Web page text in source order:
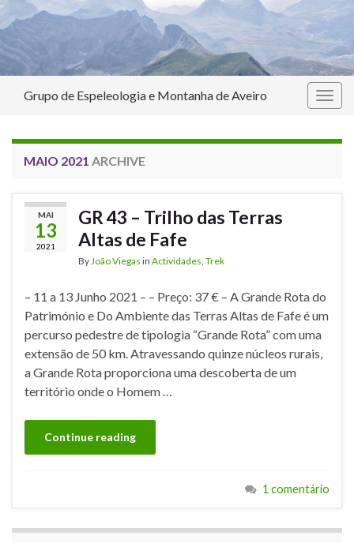
Grupo de Espeleologia e Montanha de Aveiro
MAIO 2021 ARCHIVE
MAI
13
2021
GR 43 – Trilho das Terras
Altas de Fafe
By João Viegas in Actividades Trek
– 11 a 13 Junho 2021 – – Preço: 37 € – A Grande Rota do
Património e Do Ambiente das Terras Altas de Fafe é um
percurso pedestre de tipologia “Grande Rota” com uma
extensão de 50 km. Atravessando quinze núcleos rurais,
a Grande Rota proporciona uma descoberta de um
território onde o Homem …
Continue reading
1 comentário